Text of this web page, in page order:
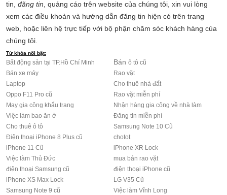
tin, đăng tin, quảng cáo trên website của chúng tôi, xin vui lòng
xem các điều khoản và hướng dẫn đăng tin hiện có trên trang
web, hoặc liên hệ trực tiếp với bộ phận chăm sóc khách hàng của
chúng tôi.
Từ khóa nổi bật:
Bất động sản tại TP.Hồ Chí Minh Bán ô tô cũ
Bán xe máy
Rao vặt
Laptop
Cho thuê nhà đất
Oppo F11 Pro cũ
Rao vặt miễn phí
May gia công khẩu trang
Nhận hàng gia công về nhà làm
Việc làm bao ăn ở
Đăng tin miễn phí
Cho thuê ô tô
Samsung Note 10 Cũ
Điện thoại iPhone 8 Plus cũ
chotot
iPhone 11 Cũ
iPhone XR Lock
Việc làm Thủ Đức
mua bán rao vặt
điện thoại Samsung cũ
điện thoại iPhone cũ
iPhone XS Max Lock
LG V35 Cũ
Samsung Note 9 cũ
Việc làm Vĩnh Long